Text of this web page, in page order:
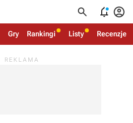
  
Gry Rankingi Listy Recenzje